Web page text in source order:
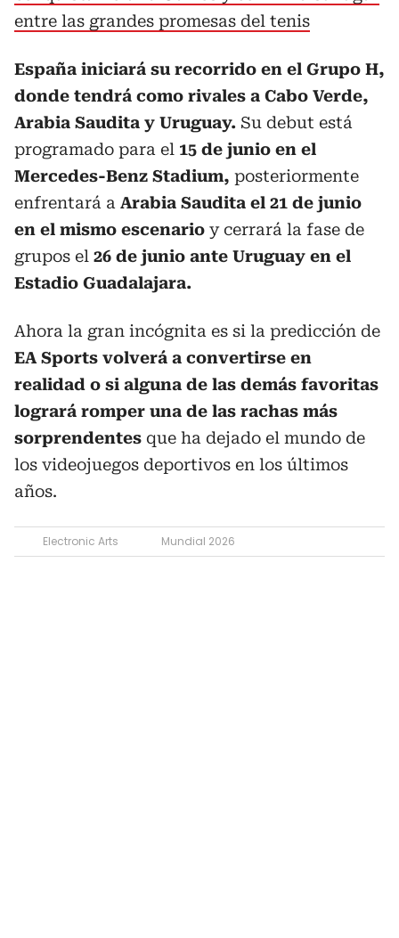
entre las grandes promesas del tenis
España iniciará su recorrido en el Grupo H,
donde tendrá como rivales a Cabo Verde,
Arabia Saudita y Uruguay. Su debut está
programado para el 15 de junio en el
Mercedes-Benz Stadium, posteriormente
enfrentará a Arabia Saudita el 21 de junio
en el mismo escenario y cerrará la fase de
grupos el 26 de junio ante Uruguay en el
Estadio Guadalajara.
Ahora la gran incógnita es si la predicción de
EA Sports volverá a convertirse en
realidad o si alguna de las demás favoritas
logrará romper una de las rachas más
sorprendentes que ha dejado el mundo de
los videojuegos deportivos en los últimos
años.
Electronic Arts Mundial 2026